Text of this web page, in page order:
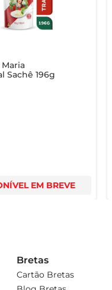
Sachê 196g
EM BREVE
Bretas
Cartão Bretas